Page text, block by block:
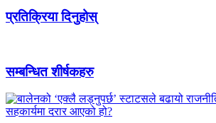
प्रतिक्रिया दिनुहोस्
सम्बन्धित शीर्षकहरु